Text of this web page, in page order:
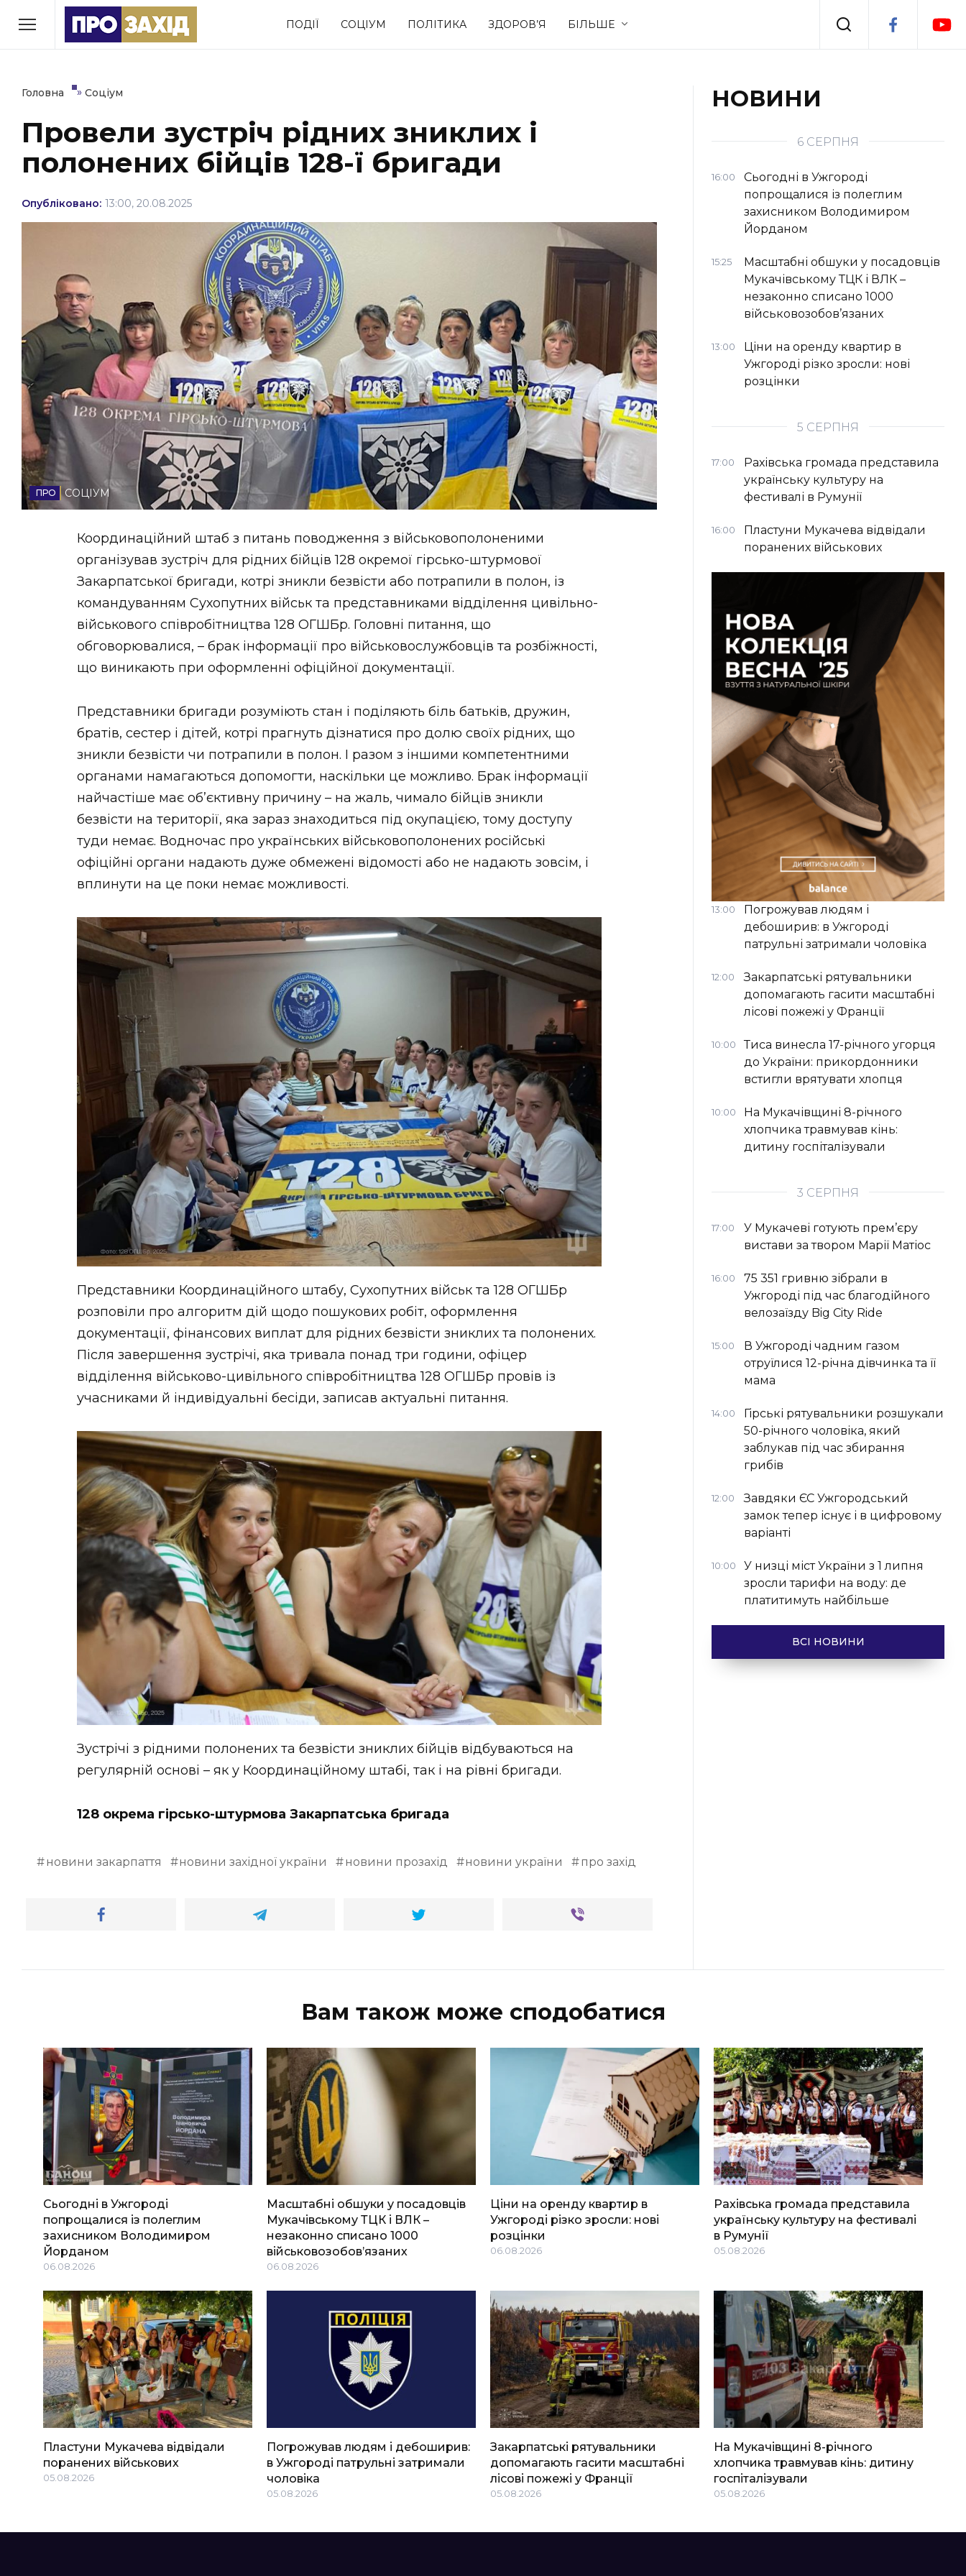
ПОДІЇ СОЦІУМ ПОЛІТИКА ЗДОРОВ’Я БІЛЬШЕ
РУБРИКИ
Економіка Події
Політика Соціум Спорт
Втрачений Ужгород
ЗАКАРПАТСЬКІ НОВИНИ
НОВИНИ ЗАХІДНОЇ УКРАЇНИ
ФОТО
ВІДЕО
Головна » Соціум
Провели зустріч рідних зниклих і
полонених бійців 128-ї бригади
Опубліковано: 13:00, 20.08.2025
СОЦІУМ
Координаційний штаб з питань поводження з військовополоненими
організував зустріч для рідних бійців 128 окремої гірсько-штурмової
Закарпатської бригади, котрі зникли безвісти або потрапили в полон, із
командуванням Сухопутних військ та представниками відділення цивільно-
військового співробітництва 128 ОГШБр. Головні питання, що
обговорювалися, – брак інформації про військовослужбовців та розбіжності,
що виникають при оформленні офіційної документації.
Представники бригади розуміють стан і поділяють біль батьків, дружин,
братів, сестер і дітей, котрі прагнуть дізнатися про долю своїх рідних, що
зникли безвісти чи потрапили в полон. І разом з іншими компетентними
органами намагаються допомогти, наскільки це можливо. Брак інформації
найчастіше має об’єктивну причину – на жаль, чимало бійців зникли
безвісти на території, яка зараз знаходиться під окупацією, тому доступу
туди немає. Водночас про українських військовополонених російські
офіційні органи надають дуже обмежені відомості або не надають зовсім, і
вплинути на це поки немає можливості.
Представники Координаційного штабу, Сухопутних військ та 128 ОГШБр
розповіли про алгоритм дій щодо пошукових робіт, оформлення
документації, фінансових виплат для рідних безвісти зниклих та полонених.
Після завершення зустрічі, яка тривала понад три години, офіцер
відділення військово-цивільного співробітництва 128 ОГШБр провів із
учасниками й індивідуальні бесіди, записав актуальні питання.
Зустрічі з рідними полонених та безвісти зниклих бійців відбуваються на
регулярній основі – як у Координаційному штабі, так і на рівні бригади.
128 окрема гірсько-штурмова Закарпатська бригада
новини закарпаття новини західної україни новини прозахід новини україни про захід
НОВИНИ
6 СЕРПНЯ
16:00
Сьогодні в Ужгороді
попрощалися із полеглим
захисником Володимиром
Йорданом
15:25
Масштабні обшуки у посадовців
Мукачівському ТЦК і ВЛК –
незаконно списано 1000
військовозобов’язаних
13:00
Ціни на оренду квартир в
Ужгороді різко зросли: нові
розцінки
5 СЕРПНЯ
17:00
Рахівська громада представила
українську культуру на
фестивалі в Румунії
16:00
Пластуни Мукачева відвідали
поранених військових
13:00
Погрожував людям і
дебоширив: в Ужгороді
патрульні затримали чоловіка
12:00
Закарпатські рятувальники
допомагають гасити масштабні
лісові пожежі у Франції
10:00
Тиса винесла 17-річного угорця
до України: прикордонники
встигли врятувати хлопця
10:00
На Мукачівщині 8-річного
хлопчика травмував кінь:
дитину госпіталізували
3 СЕРПНЯ
17:00
У Мукачеві готують прем’єру
вистави за твором Марії Матіос
16:00
75 351 гривню зібрали в
Ужгороді під час благодійного
велозаїзду Big Сity Ride
15:00
В Ужгороді чадним газом
отруїлися 12-річна дівчинка та її
мама
14:00
Гірські рятувальники розшукали
50-річного чоловіка, який
заблукав під час збирання
грибів
12:00
Завдяки ЄС Ужгородський
замок тепер існує і в цифровому
варіанті
10:00
У низці міст України з 1 липня
зросли тарифи на воду: де
платитимуть найбільше
ВСІ НОВИНИ
Вам також може сподобатися
Сьогодні в Ужгороді
попрощалися із полеглим
захисником Володимиром
Йорданом
06.08.2026
Масштабні обшуки у посадовців
Мукачівському ТЦК і ВЛК –
незаконно списано 1000
військовозобов’язаних
06.08.2026
Ціни на оренду квартир в
Ужгороді різко зросли: нові
розцінки
06.08.2026
Рахівська громада представила
українську культуру на фестивалі
в Румунії
05.08.2026
Пластуни Мукачева відвідали
поранених військових
05.08.2026
Погрожував людям і дебоширив:
в Ужгороді патрульні затримали
чоловіка
05.08.2026
Закарпатські рятувальники
допомагають гасити масштабні
лісові пожежі у Франції
05.08.2026
На Мукачівщині 8-річного
хлопчика травмував кінь: дитину
госпіталізували
05.08.2026